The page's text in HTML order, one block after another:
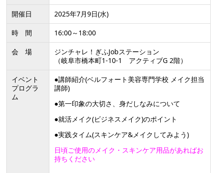
開催日 2025年7月9日(水)
時 間 16:00～18:00
会 場
ジンチャレ！ぎふJobステーション
（岐阜市橋本町1-10-1 アクティブG 2階）
イベント
プログラ
ム
●講師紹介(ベルフォート美容専門学校 メイク担当
講師)
●第一印象の大切さ、身だしなみについて
●就活メイク(ビジネスメイク)のポイント
●実践タイム(スキンケア&メイクしてみよう)
日頃ご使用のメイク・スキンケア用品があればお
持ちください